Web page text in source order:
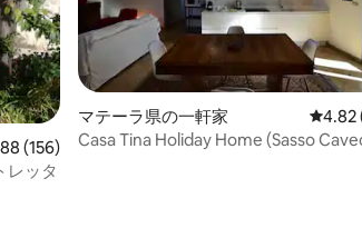
ュー156件、5つ星中4.88つ星の平均評価
(156)
レッタ
マテーラ県の一軒家 レビュ
4.82
Casa Tina Holiday Home (Sasso